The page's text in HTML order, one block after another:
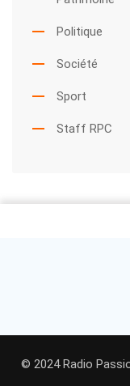
Politique
Société
Sport
Staff RPC
© 2024 Radio